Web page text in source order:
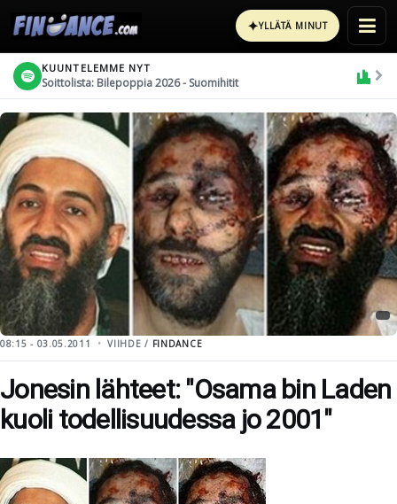
✦YLLÄTÄ MINUT
KUUNTELEMME NYT
Soittolista: Bilepoppia 2026 - Suomihitit
08:15 - 03.05.2011 VIIHDE / FINDANCE
Jonesin lähteet: "Osama bin Laden
kuoli todellisuudessa jo 2001"